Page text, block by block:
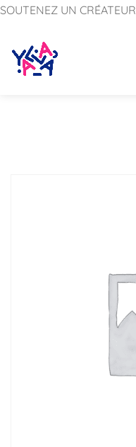
SOUTENEZ UN CRÉATEUR